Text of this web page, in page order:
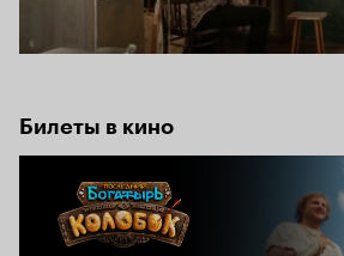
Билеты в кино